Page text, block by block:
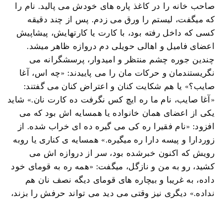
صاحب خانه را در کاغذ پاره های خودش می پالید. نام را
که میگفت، لیستم را ورق می زدم. پس از چند دقیقه
کسی که داخل رفته بود، با کارت یا کارتهایش، پیشاپیش
اعضای فامیل و اهالی حویلی دم دروازه ظاهر میشد.
چندین جوره چشم منتظر و امیدوار، پرسشگرانه می
نگریستندمان و حرکات مان را می پاییدند: «چه اس، آغا
صایب؟» یا هم شکایت کنان و اعتراض کنان می گفتند:
«آغا صایب، نام ما ره ایچ کس نگرفت ده کارت نان.» شاید
یکی از اعضای همان خانواده یا همسایه اش بود که می
افزود: «نام فقیرا ره کی می گیره ده ای خراب شده. از
زوردارا و پیسه دارا ره میگیره.» همسایه ی کناری یا روبه
رویش که اکنون خبرشده بود، سر از دروازه اش می
کشید، رو به من و نازگل، میگفت: «همه ره به قومای خود
داده، به غریبا و بیچاره های قومای دیگه نصف نان هم
نداده.» دیگری نیز وقتی می دید می تواند حرفش را بزند،